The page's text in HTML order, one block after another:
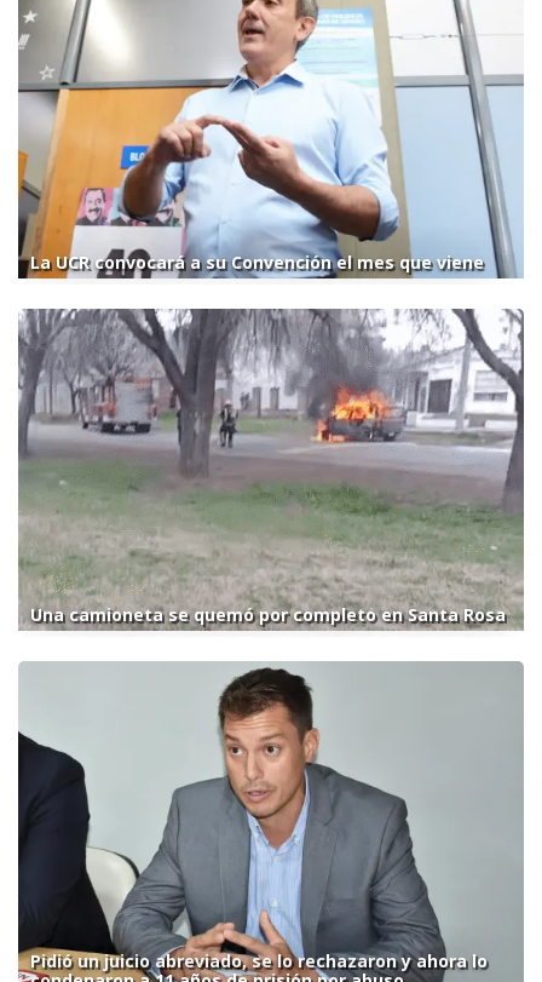
La UCR convocará a su Convención el mes que viene
Una camioneta se quemó por completo en Santa Rosa
Pidió un juicio abreviado, se lo rechazaron y ahora lo